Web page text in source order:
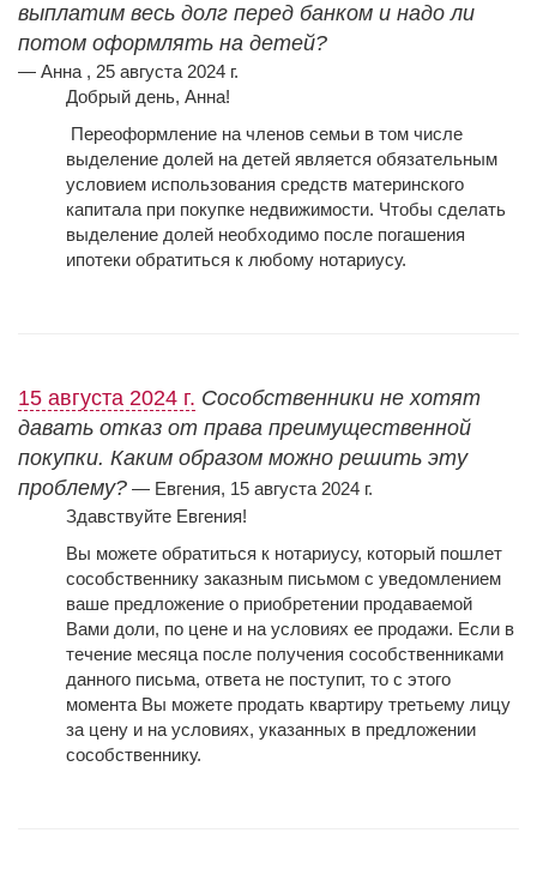
выплатим весь долг перед банком и надо ли
потом оформлять на детей?
— Анна , 25 августа 2024 г.
Добрый день, Анна!
Переоформление на членов семьи в том числе
выделение долей на детей является обязательным
условием использования средств материнского
капитала при покупке недвижимости. Чтобы сделать
выделение долей необходимо после погашения
ипотеки обратиться к любому нотариусу.
15 августа 2024 г. Сособственники не хотят
давать отказ от права преимущественной
покупки. Каким образом можно решить эту
проблему? — Евгения, 15 августа 2024 г.
Здавствуйте Евгения!
Вы можете обратиться к нотариусу, который пошлет
сособственнику заказным письмом с уведомлением
ваше предложение о приобретении продаваемой
Вами доли, по цене и на условиях ее продажи. Если в
течение месяца после получения сособственниками
данного письма, ответа не поступит, то с этого
момента Вы можете продать квартиру третьему лицу
за цену и на условиях, указанных в предложении
сособственнику.